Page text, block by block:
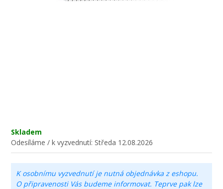
Skladem
Odesíláme / k vyzvednutí: Středa 12.08.2026
K osobnímu vyzvednutí je nutná objednávka z eshopu.
O připravenosti Vás budeme informovat. Teprve pak lze